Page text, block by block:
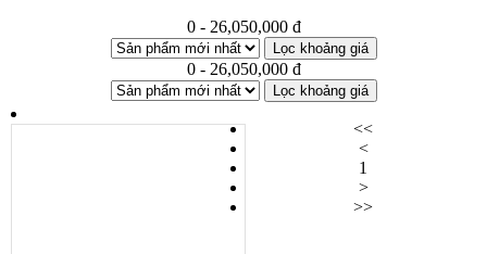
0 - 26,050,000 đ
Lọc khoảng giá
0 - 26,050,000 đ
Lọc khoảng giá
<<
<
1
>
>>